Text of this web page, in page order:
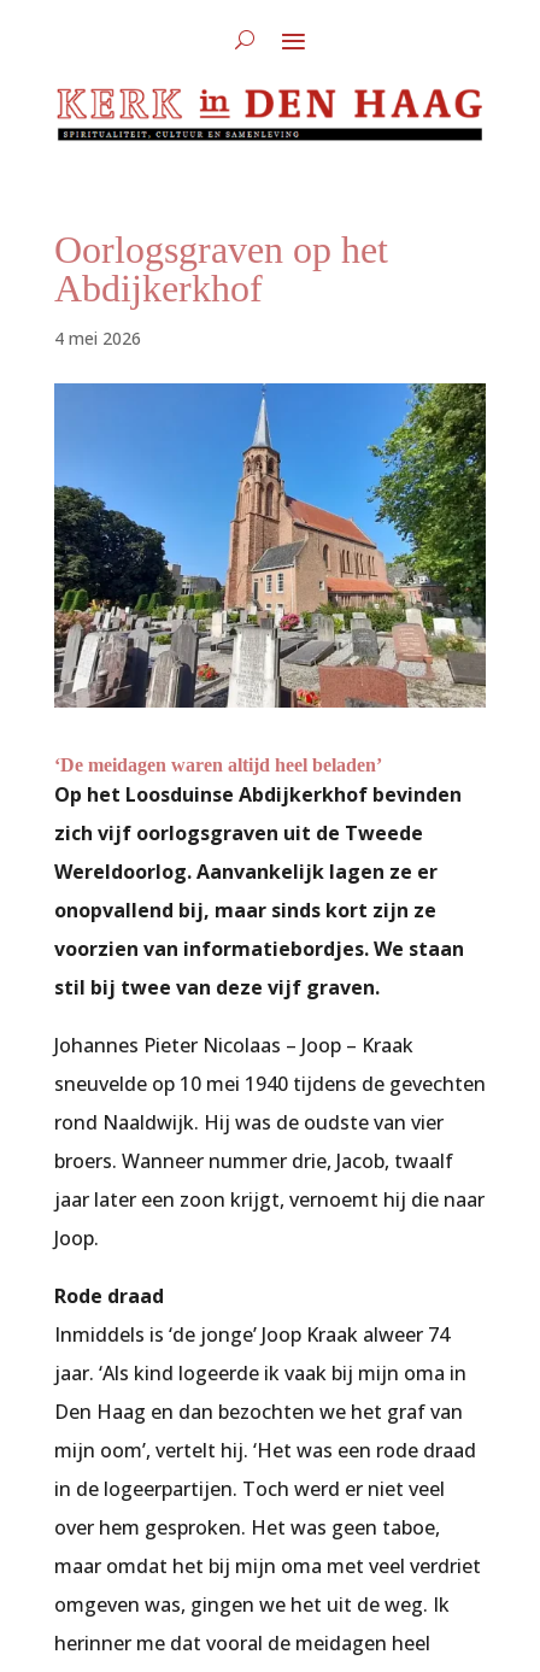
Oorlogsgraven op het
Abdijkerkhof
4 mei 2026
‘De meidagen waren altijd heel beladen’
Op het Loosduinse Abdijkerkhof bevinden
zich vijf oorlogsgraven uit de Tweede
Wereldoorlog. Aanvankelijk lagen ze er
onopvallend bij, maar sinds kort zijn ze
voorzien van informatiebordjes. We staan
stil bij twee van deze vijf graven.
Johannes Pieter Nicolaas – Joop – Kraak
sneuvelde op 10 mei 1940 tijdens de gevechten
rond Naaldwijk. Hij was de oudste van vier
broers. Wanneer nummer drie, Jacob, twaalf
jaar later een zoon krijgt, vernoemt hij die naar
Joop.
Rode draad
Inmiddels is ‘de jonge’ Joop Kraak alweer 74
jaar. ‘Als kind logeerde ik vaak bij mijn oma in
Den Haag en dan bezochten we het graf van
mijn oom’, vertelt hij. ‘Het was een rode draad
in de logeerpartijen. Toch werd er niet veel
over hem gesproken. Het was geen taboe,
maar omdat het bij mijn oma met veel verdriet
omgeven was, gingen we het uit de weg. Ik
herinner me dat vooral de meidagen heel